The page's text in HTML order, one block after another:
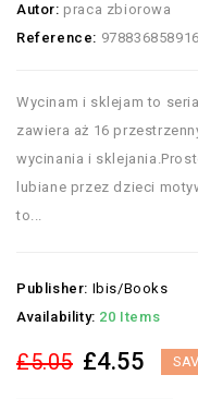
Autor: praca zbiorowa
Reference:
Wycinam i sklejam to
zawiera aż 16
wycinania i
lubiane przez dzieci
to...
Publisher: Ibis/Books
Availability: 20 Items
£5.05 £4.55